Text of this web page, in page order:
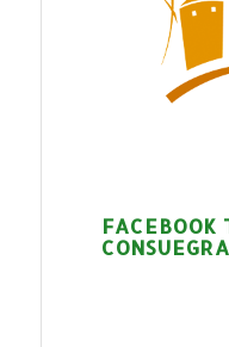
FACEBOOK
CONSUEGRA